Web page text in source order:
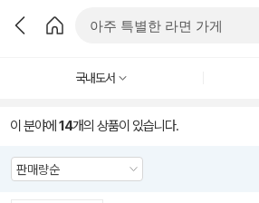
국내도서
이 분야에 14개의 상품이 있습니다.